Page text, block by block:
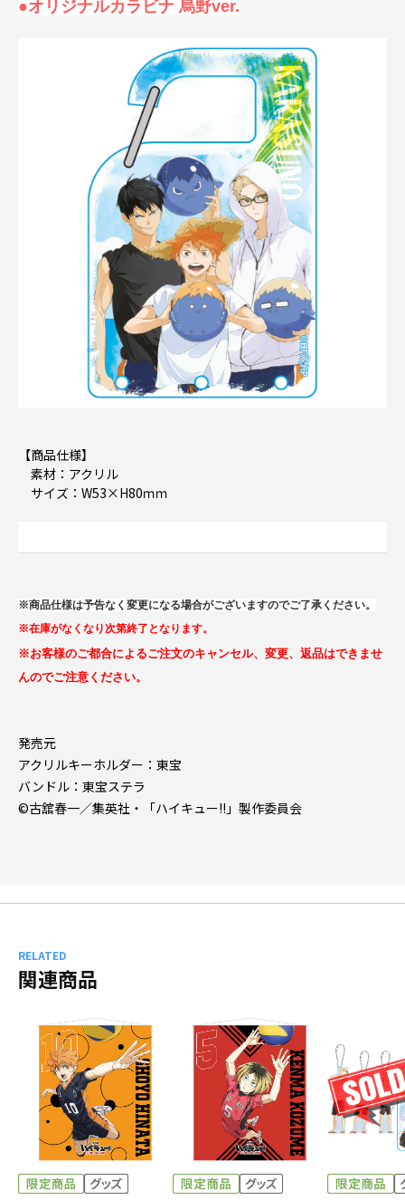
●オリジナルカラビナ 烏野ver.
【商品仕様】
素材：アクリル
サイズ：W53×H80ｍｍ
※商品仕様は予告なく変更になる場合がございますのでご了承ください。
※在庫がなくなり次第終了となります。
※お客様のご都合によるご注文のキャンセル、変更、返品はできませ
んのでご注意ください。
発売元
アクリルキーホルダー：東宝
バンドル：東宝ステラ
©古舘春一／集英社・「ハイキュー!!」製作委員会
RELATED
関連商品